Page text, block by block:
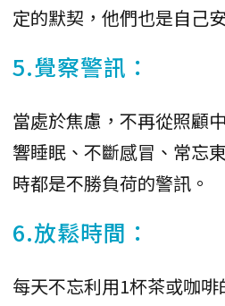
定的默契，他們也是自己
5.覺察警訊：
當處於焦慮，不再從照顧
響睡眠、不斷感冒、常忘
時都是不勝負荷的警訊。
6.放鬆時間：
每天不忘利用1杯茶或咖